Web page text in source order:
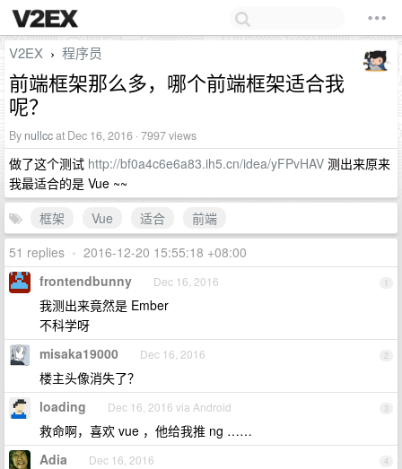
V2EX › 程序员
前端框架那么多，哪个前端框架适合我
呢？
By nullccat Dec 16, 2016 · 7997 views
做了这个测试 http://bf0a4c6e6a83.ih5.cn/idea/yFPvHAV 测出来原来
我最适合的是 Vue ~~
框架
Vue 适合
前端
51 replies • 2016-12-20 15:55:18 +08:00
1
frontendbunny Dec 16, 2016
我测出来竟然是 Ember
不科学呀
2
misaka19000 Dec 16, 2016
楼主头像消失了？
3
loading Dec 16, 2016 via Android
救命啊，喜欢 vue ，他给我推 ng ……
4
Adia Dec 16, 2016